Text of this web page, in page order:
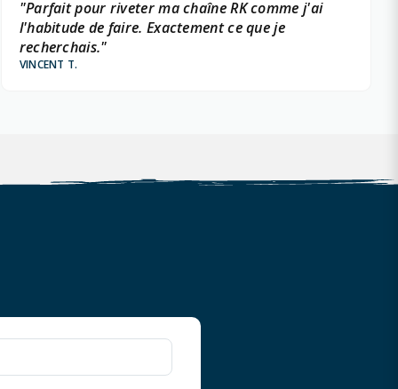
"Parfait pour riveter ma chaîne RK comme j'ai
l'habitude de faire. Exactement ce que je
recherchais."
VINCENT T.